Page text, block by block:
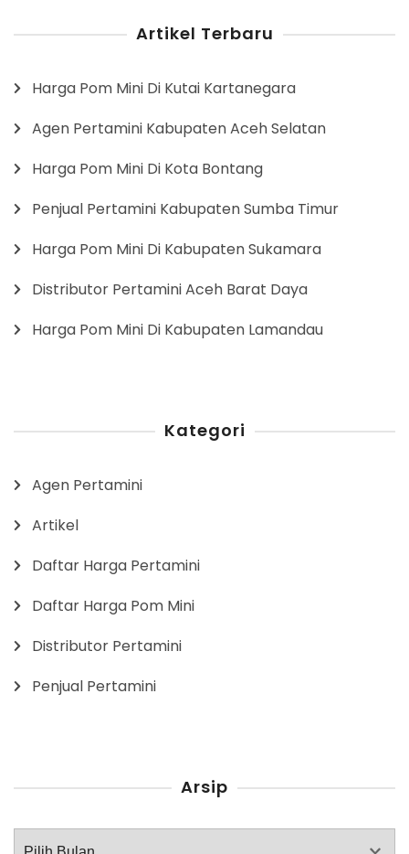
Artikel Terbaru
Harga Pom Mini Di Kutai Kartanegara
Agen Pertamini Kabupaten Aceh Selatan
Harga Pom Mini Di Kota Bontang
Penjual Pertamini Kabupaten Sumba Timur
Harga Pom Mini Di Kabupaten Sukamara
Distributor Pertamini Aceh Barat Daya
Harga Pom Mini Di Kabupaten Lamandau
Kategori
Agen Pertamini
Artikel
Daftar Harga Pertamini
Daftar Harga Pom Mini
Distributor Pertamini
Penjual Pertamini
Arsip
Arsip